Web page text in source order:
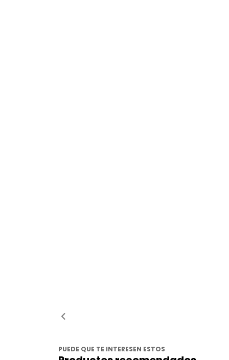
PUEDE QUE TE INTERESEN ESTOS